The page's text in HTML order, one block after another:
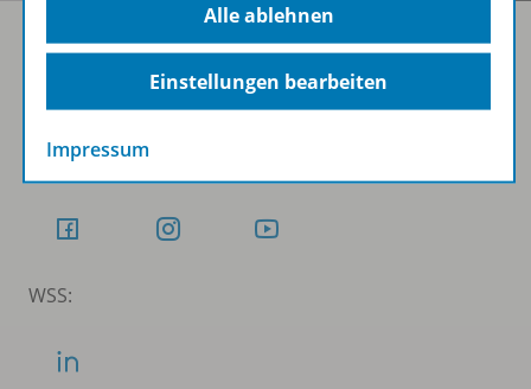
Folgen Sie uns auf Social Media
Schubi:
WSS:
Alle ablehnen
Einstellungen bearbeiten
Impressum